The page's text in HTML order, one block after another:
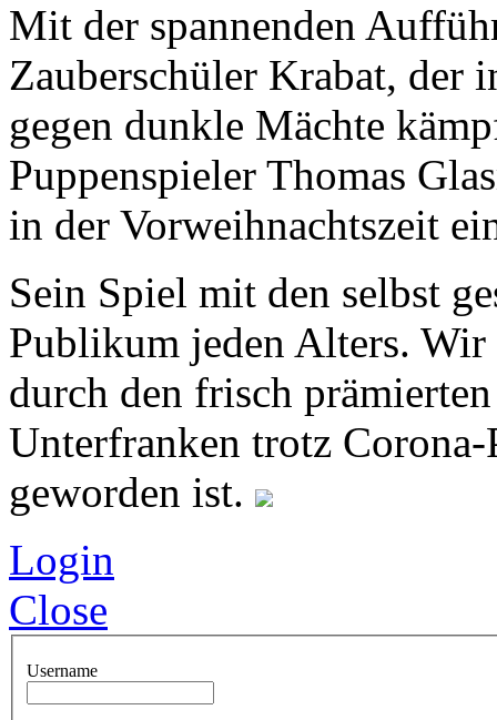
Mit der spannenden
Zauberschüler Krabat, der
gegen dunkle Mächte
Puppenspieler Thomas
in der Vorweihnachtszeit
Sein Spiel mit den selbst
Publikum jeden Alters.
durch den frisch
Unterfranken trotz
geworden ist.
Login
Close
Username